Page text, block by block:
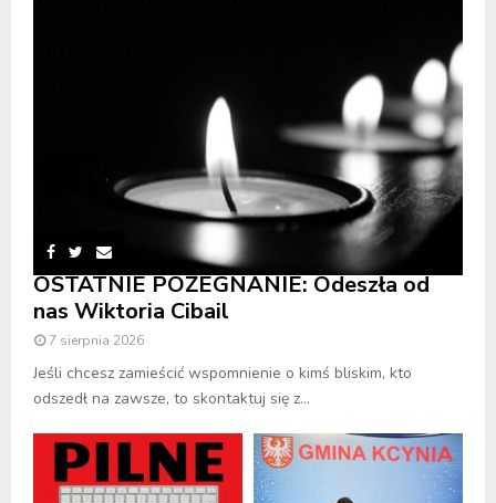
OSTATNIE POŻEGNANIE: Odeszła od
nas Wiktoria Cibail
7 sierpnia 2026
Jeśli chcesz zamieścić wspomnienie o kimś bliskim, kto
odszedł na zawsze, to skontaktuj się z...